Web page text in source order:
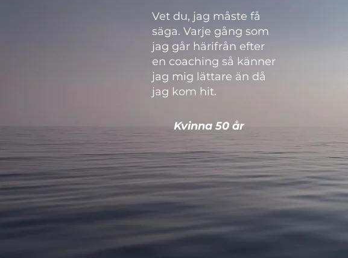
Vet du, jag måste få
säga. Varje gång som
jag går härifrån efter
en coaching så känner
jag mig lättare än då
jag kom hit.
Kvinna 50 år